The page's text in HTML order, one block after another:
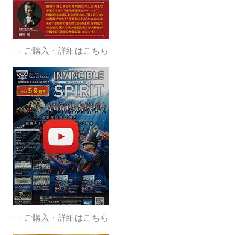
→ ご購入・詳細はこちら
→ ご購入・詳細はこちら